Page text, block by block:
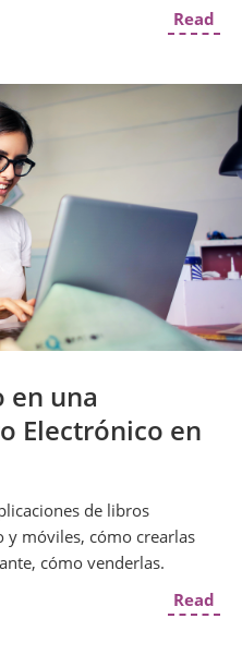
Read
en una
Electrónico en
de libros
y móviles, cómo crearlas
cómo venderlas.
Read